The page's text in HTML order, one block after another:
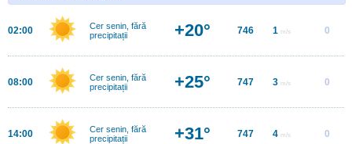
02:00
Cer senin, fără
precipitații
+20° 746 1 m/s 0
08:00
Cer senin, fără
precipitații
+25° 747 3 m/s 0
14:00
Cer senin, fără
precipitații
+31° 747 4 m/s 0